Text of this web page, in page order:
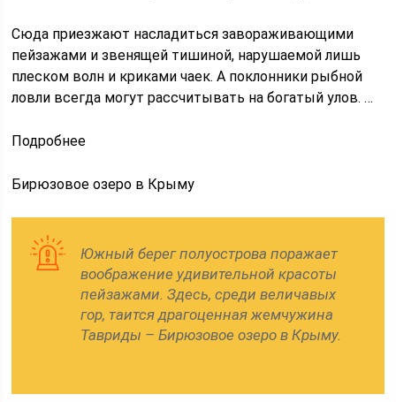
Сюда приезжают насладиться завораживающими
пейзажами и звенящей тишиной, нарушаемой лишь
плеском волн и криками чаек. А поклонники рыбной
ловли всегда могут рассчитывать на богатый улов. …
Подробнее
Бирюзовое озеро в Крыму
Южный берег полуострова поражает
воображение удивительной красоты
пейзажами. Здесь, среди величавых
гор, таится драгоценная жемчужина
Тавриды – Бирюзовое озеро в Крыму.